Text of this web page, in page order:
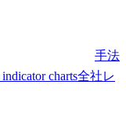
手法
charts全社レ